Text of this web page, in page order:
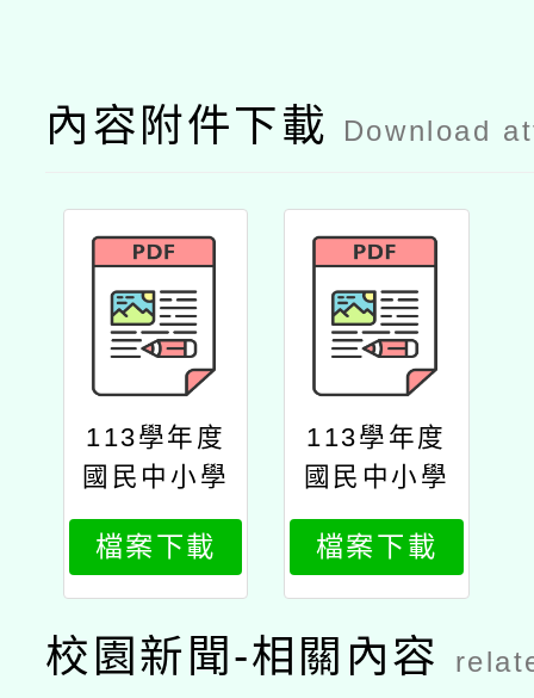
內容附件下載 Download
113學年度
國民中小學
本土教育整
體推動方案
―113年度
閩南文化嘉
年華活動公
檔案下載
113學年度
國民中小學
本土教育整
體推動方案
―113年度
閩南文化嘉
年華推動方
檔案下載
校園新聞-相關內容